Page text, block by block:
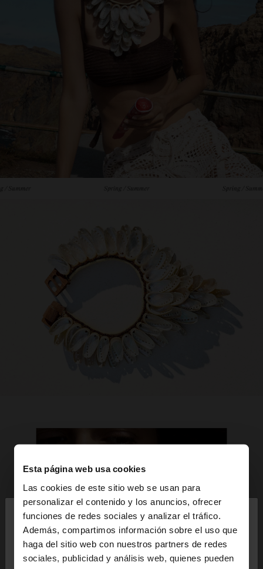
Esta página web usa cookies
Las cookies de este sitio web se usan para
personalizar el contenido y los anuncios, ofrecer
funciones de redes sociales y analizar el tráfico.
Además, compartimos información sobre el uso que
haga del sitio web con nuestros partners de redes
sociales, publicidad y análisis web, quienes pueden
hola
Estás accediendo a la web de Dominican Republic.
¿Quieres ir a la web de United States?